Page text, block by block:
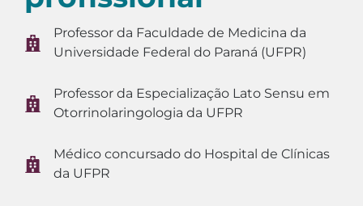
Professor da Faculdade de Medicina da
Universidade Federal do Paraná (UFPR)
Professor da Especialização Lato Sensu em
Otorrinolaringologia da UFPR
Médico concursado do Hospital de Clínicas
da UFPR